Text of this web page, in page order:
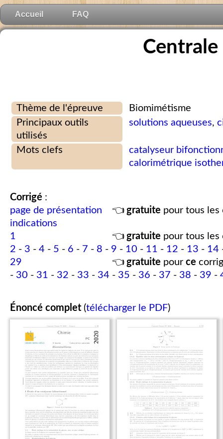
Accueil FAQ
Centrale
Thème de l'épreuve
Biomimétisme
Principaux outils
utilisés
solutions aqueuses,
Mots clefs
catalyseur
calorimétrique
Corrigé :
page de présentation
👈 gratuite pour tous les
indications
1
👈 gratuite pour tous les
2 - 3 - 4 - 5 - 6 - 7 - 8 - 9 - 10 - 11 - 12 - 13 - 14
29
👈 gratuite pour ce
- 30 - 31 - 32 - 33 - 34 - 35 - 36 - 37 - 38 - 39 -
Énoncé complet (télécharger le PDF)